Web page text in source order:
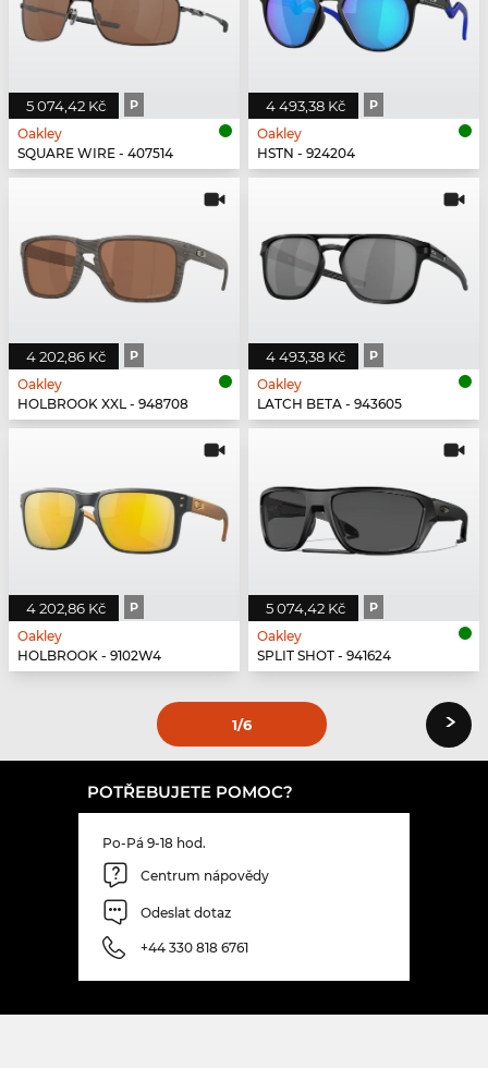
5 074,42 Kč P
Oakley
SQUARE WIRE - 407514
4 493,38 Kč P
Oakley
HSTN - 924204
4 202,86 Kč P
Oakley
HOLBROOK XXL - 948708
4 493,38 Kč P
Oakley
LATCH BETA - 943605
4 202,86 Kč P
Oakley
HOLBROOK - 9102W4
5 074,42 Kč P
Oakley
SPLIT SHOT - 941624
1/6 ›
POTŘEBUJETE POMOC?
Po-Pá 9-18 hod.
Centrum nápovědy
Odeslat dotaz
+44 330 818 6761